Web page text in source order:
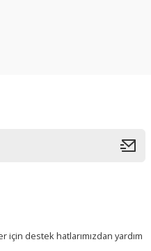
için destek hatlarımızdan yardım